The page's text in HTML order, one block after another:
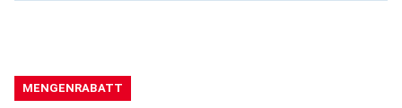
MENGENRABATT